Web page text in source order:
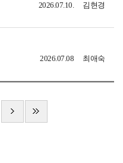
김현경
2026.07.10.
최애숙
2026.07.08